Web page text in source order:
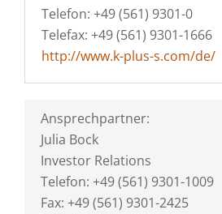
Telefon: +49 (561) 9301-0
Telefax: +49 (561) 9301-1666
http://www.k-plus-s.com/de/
Ansprechpartner:
Julia Bock
Investor Relations
Telefon: +49 (561) 9301-1009
Fax: +49 (561) 9301-2425